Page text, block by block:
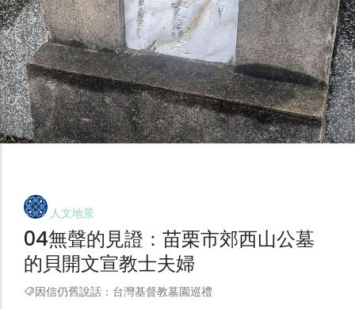
人文地景
04無聲的見證：苗栗市郊西山公墓
的貝開文宣教士夫婦
因信仍舊說話：台灣基督教墓園巡禮